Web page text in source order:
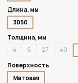
Длина, мм
3050
Толщина, мм
4
6 27 40
Поверхность
Матовая